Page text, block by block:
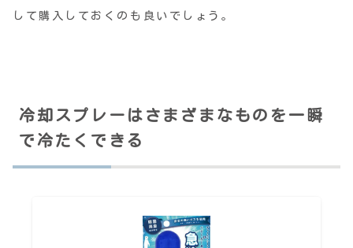
して購入しておくのも良いでしょう。
冷却スプレーはさまざまなものを一瞬
で冷たくできる